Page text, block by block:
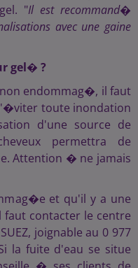
"Il est recommand�
avec une gaine
gel� ?
endommag�, il faut
toute inondation
d'une source de
permettra de
Attention � ne jamais
et qu'il y a une
contacter le centre
joignable au 0 977
la fuite d'eau se situe